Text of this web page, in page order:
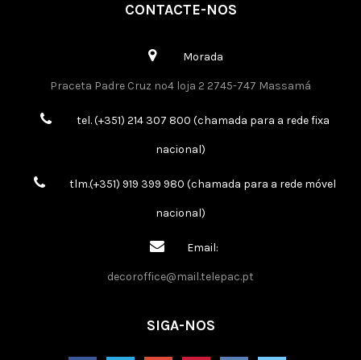
CONTACTE-NOS
Morada
Praceta Padre Cruz nº4 loja 2 2745-747 Massamá
tel. (+351) 214 307 800 (chamada para a rede fixa
nacional)
tlm.(+351) 919 399 980 (chamada para a rede móvel
nacional)
Email:
decoroffice@mail.telepac.pt
SIGA-NOS